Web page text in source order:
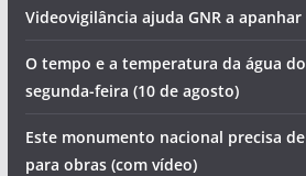
Videovigilância ajuda GNR a
O tempo e a temperatura da água
segunda-feira (10 de agosto)
Este monumento nacional precisa
para obras (com vídeo)